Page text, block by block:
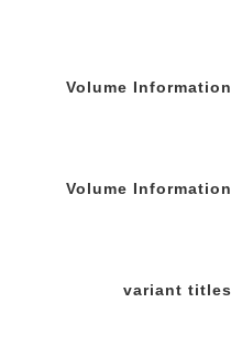
Volume Information
Volume Information
variant titles